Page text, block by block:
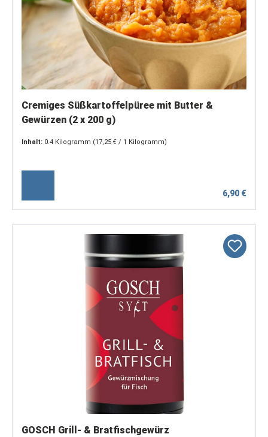
Cremiges Süßkartoffelpüree mit Butter &
Gewürzen (2 x 200 g)
Inhalt: 0.4 Kilogramm (17,25 € / 1 Kilogramm)
6,90 €
GOSCH Grill- & Bratfischgewürz